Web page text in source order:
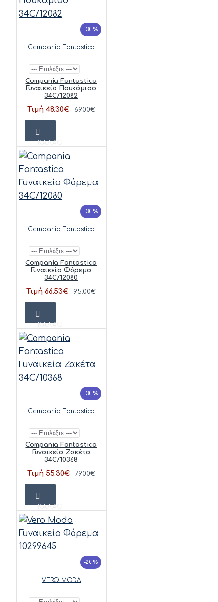
-30 %
Compania Fantastica
Compania Fantastica
Γυναικείο Πουκάμισο
34C/12082
Τιμή 48.30€ 69.00€
ΚΑΛΆΘΙ
-30 %
Compania Fantastica
Compania Fantastica
Γυναικείο Φόρεμα
34C/12080
Τιμή 66.53€ 95.00€
ΚΑΛΆΘΙ
-30 %
Compania Fantastica
Compania Fantastica
Γυναικεία Ζακέτα
34C/10368
Τιμή 55.30€ 79.00€
ΚΑΛΆΘΙ
-20 %
VERO MODA